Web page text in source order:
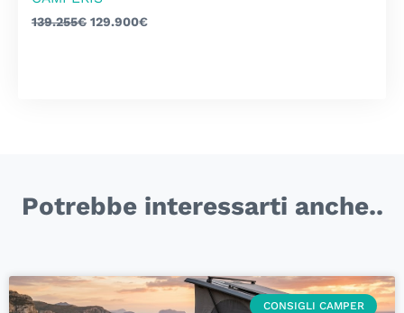
139.255€ 129.900€
Potrebbe interessarti anche..
CONSIGLI CAMPER